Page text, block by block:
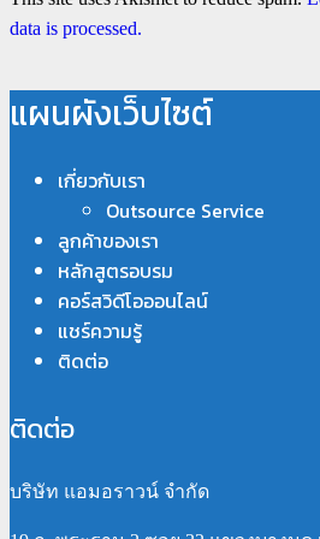
data is processed.
แผนผังเว็บไซต์
เกี่ยวกับเรา
Outsource Service
ลูกค้าของเรา
หลักสูตรอบรม
คอร์สวิดีโอออนไลน์
แชร์ความรู้
ติดต่อ
ติดต่อ
บริษัท แอมอราวน์ จำกัด